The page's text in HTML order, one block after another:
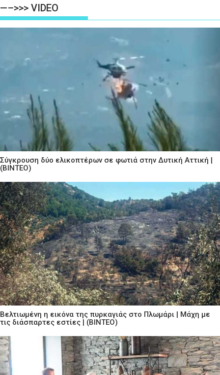
—–>>> VIDEO
Σύγκρουση δύο ελικοπτέρων σε φωτιά στην Δυτική Αττική |
(ΒΙΝΤΕΟ)
Βελτιωμένη η εικόνα της πυρκαγιάς στο Πλωμάρι | Μάχη με
τις διάσπαρτες εστίες | (ΒΙΝΤΕΟ)